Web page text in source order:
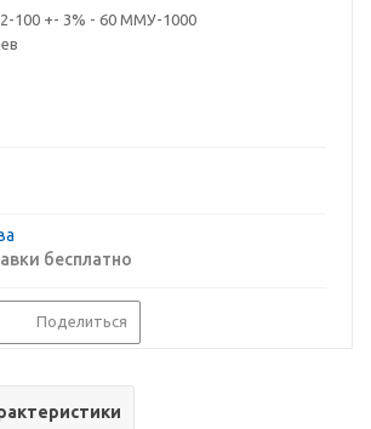
100 +- 3% - 60 ММУ-1000
бесплатно
Поделиться